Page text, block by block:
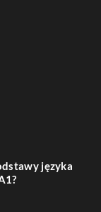
języka